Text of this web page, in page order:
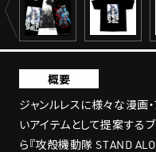
概要
ジャンルレスに様々な漫画
いアイテムとして提案するブ
ら『攻殻機動隊 STAND